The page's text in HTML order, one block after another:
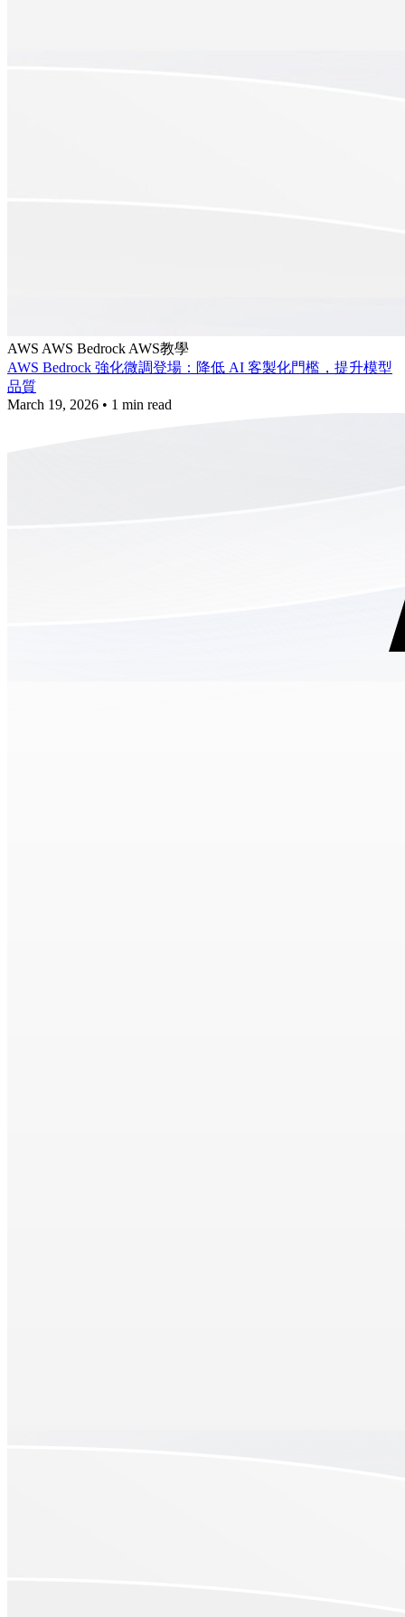
AWS AWS BedrockAWS教學
AWS Bedrock 強化微調登場：降低 AI 客製化門檻，提升模型
品質
March 19, 2026 • 1 min read